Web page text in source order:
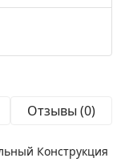
Отзывы (0)
Конструкция